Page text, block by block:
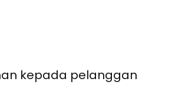
kepada pelanggan